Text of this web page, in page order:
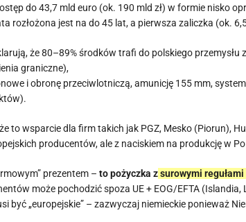
do 43,7 mld euro (ok. 190 mld zł) w formie nisko
rozłożona jest na do 45 lat, a pierwsza zaliczka (ok.
że 80–89% środków trafi do polskiego
graniczne),
i obronę przeciwlotniczą, amunicję 155 mm,
to wsparcie dla firm takich jak PGZ, Mesko (Piorun),
producentów, ale z naciskiem na produkcję w
prezentem –to pożyczka zsurowymi
może pochodzić spoza UE + EOG/EFTA
być „europejskie” – zazwyczaj niemieckie ponieważ